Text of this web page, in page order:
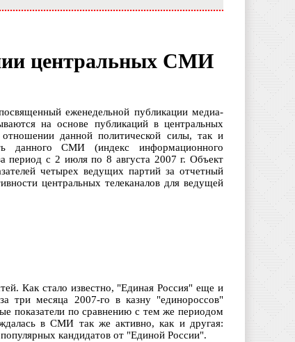
центральных СМИ
еженедельной публикации медиа-
на основе публикаций в центральных
данной политической силы, так и
данного СМИ (индекс информационного
период с 2 июля по 8 августа 2007 г. Объект
четырех ведущих партий за отчетный
центральных телеканалов для ведущей
Как стало известно, "Единая Россия" еще и
три месяца 2007-го в казну "единороссов"
показатели по сравнению с тем же периодом
в СМИ так же активно, как и другая:
кандидатов от "Единой России".